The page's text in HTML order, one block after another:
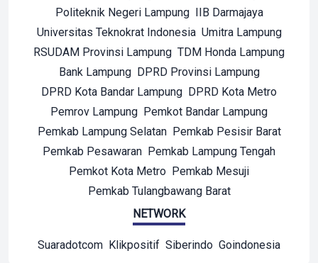
Politeknik Negeri Lampung IIB Darmajaya
Universitas Teknokrat Indonesia Umitra Lampung
RSUDAM Provinsi Lampung TDM Honda Lampung
Bank Lampung DPRD Provinsi Lampung
DPRD Kota Bandar Lampung DPRD Kota Metro
Pemrov Lampung Pemkot Bandar Lampung
Pemkab Lampung Selatan Pemkab Pesisir Barat
Pemkab Pesawaran Pemkab Lampung Tengah
Pemkot Kota Metro Pemkab Mesuji
Pemkab Tulangbawang Barat
NETWORK
Suaradotcom Klikpositif Siberindo Goindonesia